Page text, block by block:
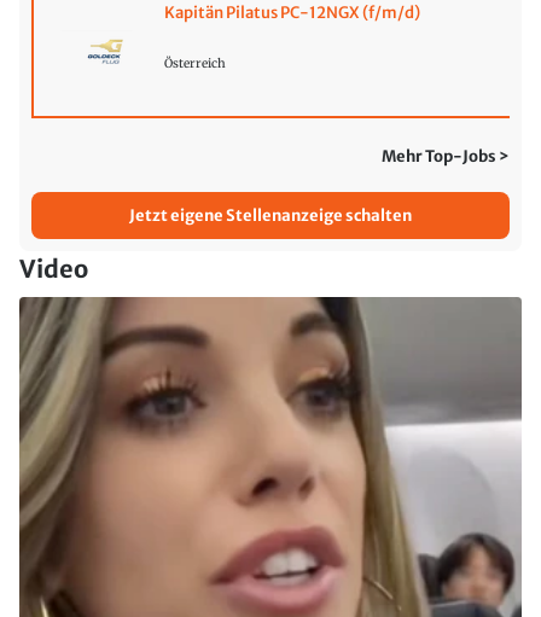
Kapitän Pilatus PC-12NGX (f/m/d)
Österreich
Mehr Top-Jobs >
Jetzt eigene Stellenanzeige schalten
Video